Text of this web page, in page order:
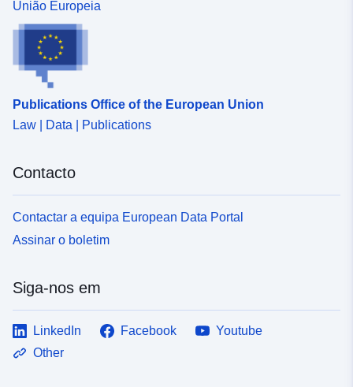
informativos. Neste conjunto de dados, você encontrará
Preempção Urbana) e 05 (Áreas de Desenvolvimento
Diferidas) se aparecerem nos documentos gráficos
POS.
União Europeia
Publications Office of the European Union
Law | Data | Publications
Contacto
Contactar a equipa European Data Portal
Assinar o boletim
Siga-nos em
LinkedIn Facebook
Youtube
Other